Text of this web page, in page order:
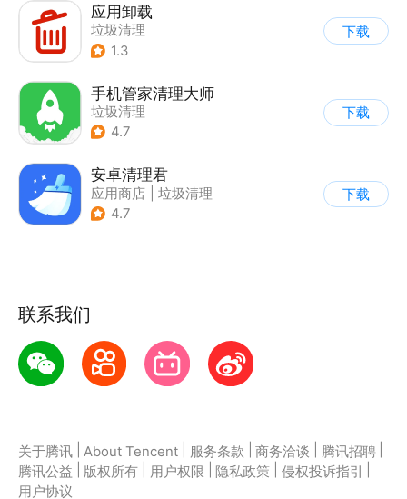
应用卸载
垃圾清理
1.3
下载
手机管家清理大师
垃圾清理
4.7
下载
安卓清理君
应用商店
垃圾清理
4.7
下载
联系我们
关于腾讯 About Tencent 服务条款 商务洽谈 腾讯招聘
腾讯公益
版权所有 用户权限 隐私政策 侵权投诉指引
用户协议